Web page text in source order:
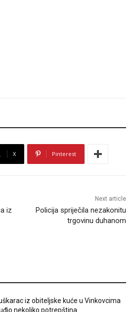
X Pinterest
iz
Next article
Policija spriječila nezakonitu
trgovinu duhanom
iz obiteljske kuće u Vinkovcima
nekoliko potrepština